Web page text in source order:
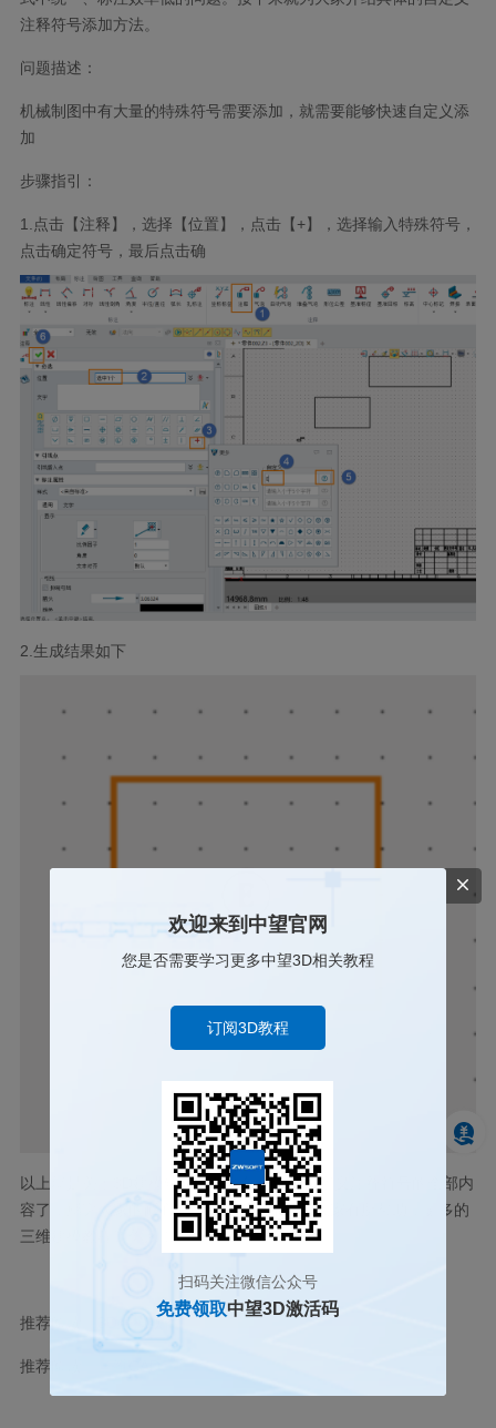
注释符号添加方法。
问题描述：
机械制图中有大量的特殊符号需要添加，就需要能够快速自定义添
加
步骤指引：
1. 点击【注释】，选择【位置】，点击【+】，选择输入特殊符号，
点击确定符号，最后点击确
2.生成结果如下
以上就是关于
建模软件工程图怎样添加自定义注释符号的全部内
容了，感谢大家的耐心阅读和支持，希望对大家有所帮助，更多的
三维建模教程等你来！
推荐阅读： 3D建模软件
推荐阅读：
欢迎来到中望官网
您是否需要学习更多中望3D相关教程
订阅3D教程
扫码关注微信公众号
免费领取中望3D激活码